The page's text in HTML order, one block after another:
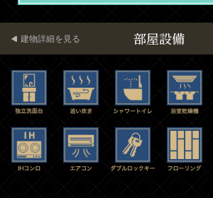
部屋設備
建物詳細を見る